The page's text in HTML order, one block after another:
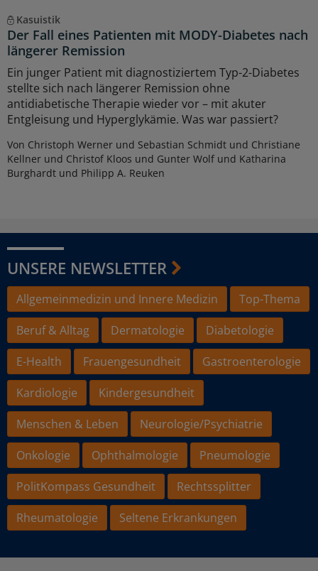
Kasuistik
Der Fall eines Patienten mit MODY-Diabetes nach
längerer Remission
Ein junger Patient mit diagnostiziertem Typ-2-Diabetes
stellte sich nach längerer Remission ohne
antidiabetische Therapie wieder vor – mit akuter
Entgleisung und Hyperglykämie. Was war passiert?
Von Christoph Werner und Sebastian Schmidt und Christiane
Kellner und Christof Kloos und Gunter Wolf und Katharina
Burghardt und Philipp A. Reuken
UNSERE NEWSLETTER
Allgemeinmedizin und Innere Medizin
Top-Thema
Beruf & Alltag
Dermatologie
Diabetologie
E-Health
Frauengesundheit
Gastroenterologie
Kardiologie
Kindergesundheit
Menschen & Leben
Neurologie/Psychiatrie
Onkologie
Ophthalmologie
Pneumologie
PolitKompass Gesundheit
Rechtssplitter
Rheumatologie
Seltene Erkrankungen